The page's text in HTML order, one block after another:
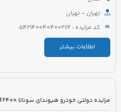
تهران - تهران
کد مزایده : 5421400404002112
اطلاعات بیشتر